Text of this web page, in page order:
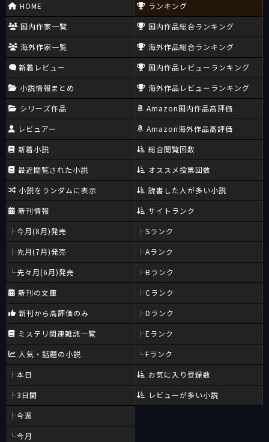
HOME
国内作家一覧
海外作家一覧
新着レビュー
小説情報まとめ
シリーズ作品
レビュアー
新着小説
最近閲覧された小説
小説をランダムに表示
新刊情報
今月(8月)発売
先月(7月)発売
先々月(6月)発売
新刊の文庫
新刊から高評価のみ
ミステリ関連雑誌一覧
人気・話題の小説
本日
3日間
今週
今月
ランキング
国内作品総合ランキング
海外作品総合ランキング
国内作品レビューランキング
海外作品レビューランキング
Amazon国内作品高評価
Amazon海外作品高評価
総合閲覧回数
オススメ投票回数
読書した人が多い小説
サイトランク
Sランク
Aランク
Bランク
Cランク
Dランク
Eランク
Fランク
お気に入り登録数
レビューが多い小説